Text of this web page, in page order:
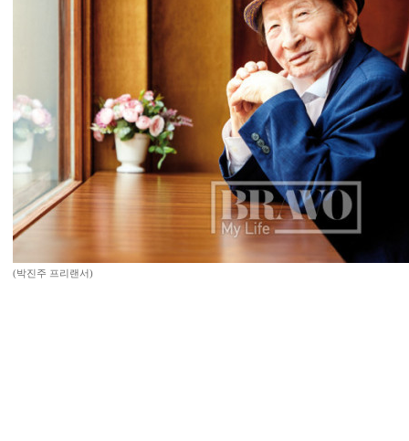
(박진주 프리랜서)